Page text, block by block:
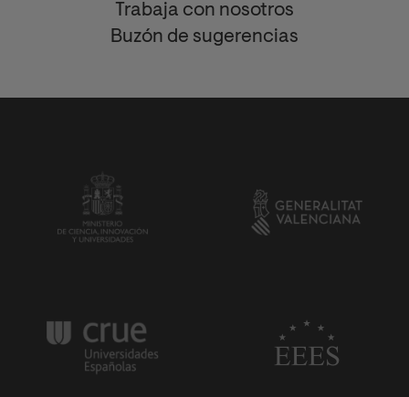
Trabaja con nosotros
Buzón de sugerencias